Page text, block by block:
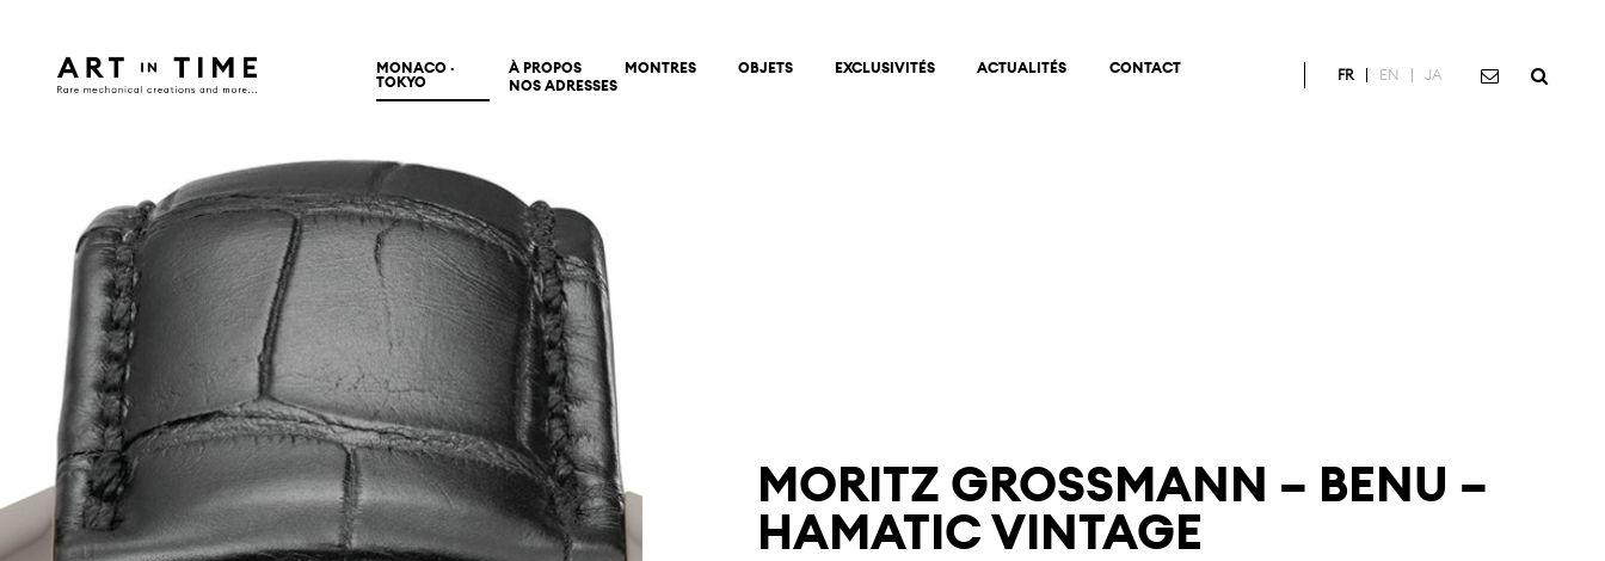
MONACO ·
TOKYO
À PROPOS MONTRES OBJETS EXCLUSIVITÉS ACTUALITÉS
CONTACT
NOS ADRESSES
FR EN JA
MORITZ GROSSMANN – BENU –
HAMATIC VINTAGE